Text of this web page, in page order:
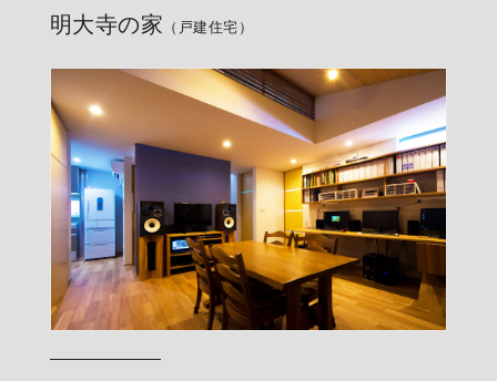
明大寺の家 （戸建住宅）